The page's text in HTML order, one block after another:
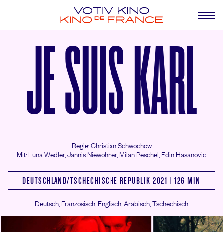
JE SUIS KARL
Regie: Christian Schwochow
Mit: Luna Wedler,Jannis Niewöhner, Milan Peschel, Edin Hasanovic
DEUTSCHLAND/TSCHECHISCHE REPUBLIK 2021 | 126 MIN
Deutsch, Französisch, Englisch, Arabisch, Tschechisch